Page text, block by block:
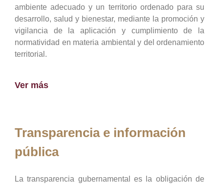
ambiente adecuado y un territorio ordenado para su
desarrollo, salud y bienestar, mediante la promoción y
vigilancia de la aplicación y cumplimiento de la
normatividad en materia ambiental y del ordenamiento
territorial.
Ver más
Transparencia e información
pública
La transparencia gubernamental es la obligación de